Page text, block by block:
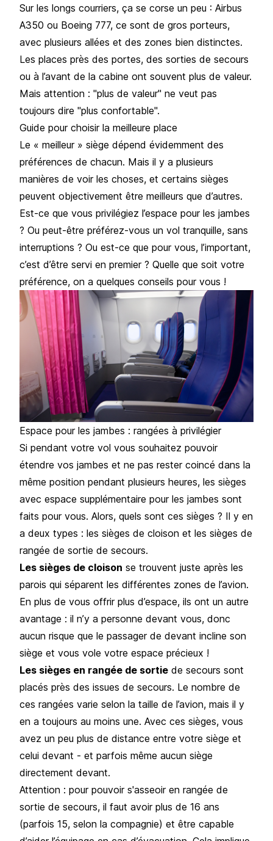
Sur les longs courriers, ça se corse un peu : Airbus
A350 ou Boeing 777, ce sont de gros porteurs,
avec plusieurs allées et des zones bien distinctes.
Les places près des portes, des sorties de secours
ou à l’avant de la cabine ont souvent plus de valeur.
Mais attention : "plus de valeur" ne veut pas
toujours dire "plus confortable".
Guide pour choisir la meilleure place
Le « meilleur » siège dépend évidemment des
préférences de chacun. Mais il y a plusieurs
manières de voir les choses, et certains sièges
peuvent objectivement être meilleurs que d’autres.
Est-ce que vous privilégiez l’espace pour les jambes
? Ou peut-être préférez-vous un vol tranquille, sans
interruptions ? Ou est-ce que pour vous, l’important,
c’est d’être servi en premier ? Quelle que soit votre
préférence, on a quelques conseils pour vous !
Espace pour les jambes : rangées à privilégier
Si pendant votre vol vous souhaitez pouvoir
étendre vos jambes et ne pas rester coincé dans la
même position pendant plusieurs heures, les sièges
avec espace supplémentaire pour les jambes sont
faits pour vous. Alors, quels sont ces sièges ? Il y en
a deux types : les sièges de cloison et les sièges de
rangée de sortie de secours.
Les sièges de cloison se trouvent juste après les
parois qui séparent les différentes zones de l’avion.
En plus de vous offrir plus d’espace, ils ont un autre
avantage : il n’y a personne devant vous, donc
aucun risque que le passager de devant incline son
siège et vous vole votre espace précieux !
Les sièges en rangée de sortie de secours sont
placés près des issues de secours. Le nombre de
ces rangées varie selon la taille de l’avion, mais il y
en a toujours au moins une. Avec ces sièges, vous
avez un peu plus de distance entre votre siège et
celui devant - et parfois même aucun siège
directement devant.
Attention : pour pouvoir s'asseoir en rangée de
sortie de secours, il faut avoir plus de 16 ans
(parfois 15, selon la compagnie) et être capable